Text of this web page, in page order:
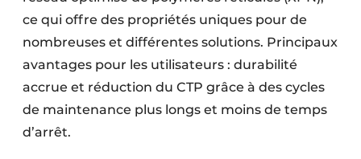
ce qui offre des propriétés uniques pour de
nombreuses et différentes solutions. Principaux
avantages pour les utilisateurs : durabilité
accrue et réduction du CTP grâce à des cycles
de maintenance plus longs et moins de temps
d’arrêt.